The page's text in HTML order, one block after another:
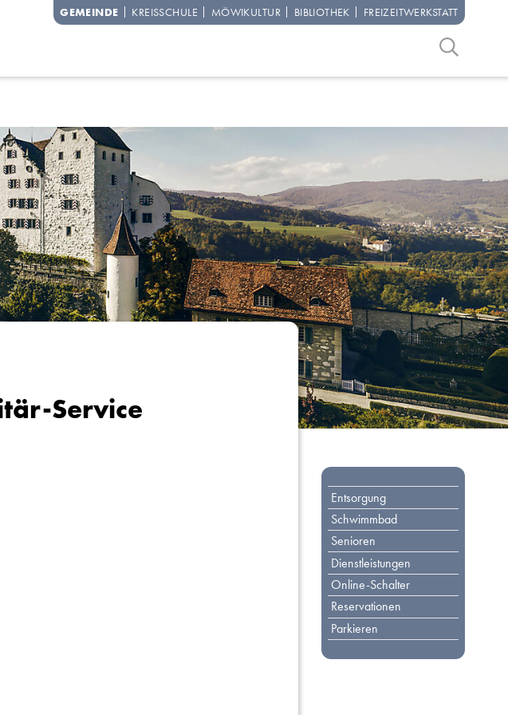
GEMEINDE KREIS­SCHULE MÖWI­KULTUR BIBLIO­THEK FREIZEIT­WERKSTATT
Suche
Service
Toplinks
Entsorgung
Schwimmbad
Senioren
Dienstleistungen
Online-Schalter
Reservationen
Parkieren